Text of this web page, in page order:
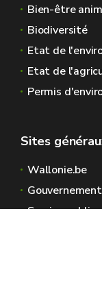
Bien-être
Biodiversité
Etat de
Etat de
Permis
Sites
Wallonie.be
Service public